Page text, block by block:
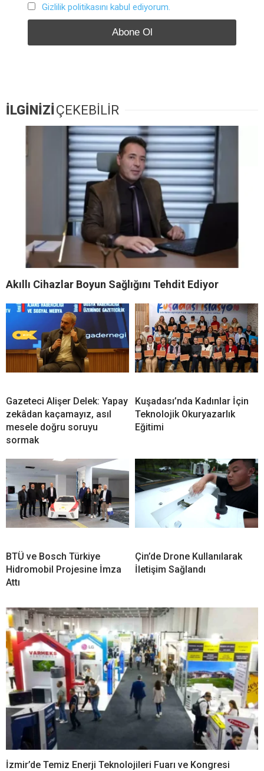
Gizlilik politikasını kabul ediyorum.
İLGİNİZİÇEKEBİLİR
Akıllı Cihazlar Boyun Sağlığını Tehdit Ediyor
Gazeteci Alişer Delek: Yapay
zekâdan kaçamayız, asıl
mesele doğru soruyu
sormak
Kuşadası’nda Kadınlar İçin
Teknolojik Okuryazarlık
Eğitimi
BTÜ ve Bosch Türkiye
Hidromobil Projesine İmza
Attı
Çin’de Drone Kullanılarak
İletişim Sağlandı
İzmir’de Temiz Enerji Teknolojileri Fuarı ve Kongresi